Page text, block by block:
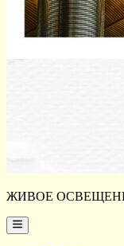
ЖИВОЕ
Main
Menu